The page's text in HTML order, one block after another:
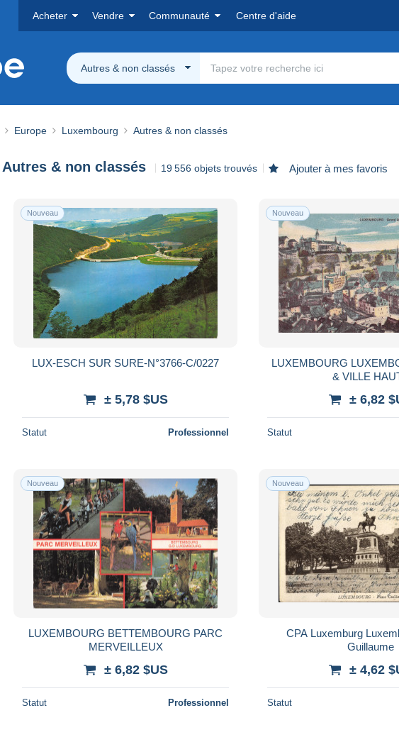
Acheter Vendre Communauté Centre d'aide
Autres & non classés
Europe Luxembourg Autres & non classés
Autres & non classés 19 556 objets trouvés Ajouter à mes favoris
Nouveau
LUX-ESCH SUR SURE-N°3766-C/0227
± 5,78 $US
Statut Professionnel
Nouveau
LUXEMBOURG
& VILLE
± 6,82
Statut
Nouveau
LUXEMBOURG BETTEMBOURG PARC
MERVEILLEUX
± 6,82 $US
Statut Professionnel
Nouveau
CPA Luxemburg
Guillaume
± 4,62
Statut